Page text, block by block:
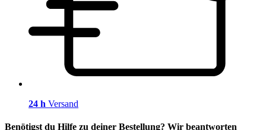
24 h Versand
Benötigst du Hilfe zu deiner Bestellung? Wir beantworten